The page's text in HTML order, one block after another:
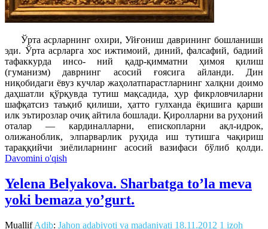
Ўрта асрларнинг охири, Уйғониш даврининг бошланиши
эди. Ўрта асрларга хос ижтимоий, диний, фалсафий, бадиий
тафаккурда инсо- ний қадр-қимматни ҳимоя қилиш
(гуманизм) даврнинг асосий ғоясига айланди. Дин
ниқобидаги ёвуз кучлар жаҳолатпарастларнинг халқни доимо
даҳшатли қўрқувда тутиш мақсадида, ҳур фикрловчиларни
шафқатсиз таъқиб қилиши, ҳатто гулханда ёқишига қарши
илк эътирозлар очиқ айтила бошлади. Қиролларни ва руҳоний
оталар — кардиналларни, епископларни ақл-идрок,
олижаноблик, элпарварлик руҳида иш тутишга чақириш
тараққийчи зиёлиларнинг асосий вазифаси бўлиб қолди.
Davomini o'qish
Yelena Belyakova. Sharbatga to’la meva
yoki bemaza yo’gurt.
MuallifAdib: Jahon adabiyoti va madaniyati 18.11.2012 1 izoh